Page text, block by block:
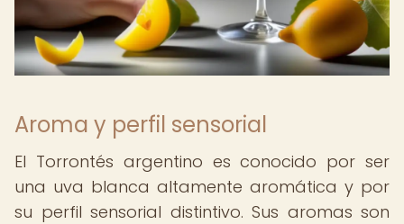
Aroma y perfil sensorial
El Torrontés argentino es conocido por ser
una uva blanca altamente aromática y por
su perfil sensorial distintivo. Sus aromas son